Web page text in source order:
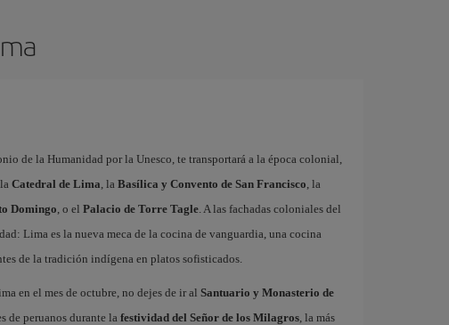
de la Humanidad por la Unesco, te transportará a la época colonial,
Catedral de Lima, la Basílica y Convento de San Francisco, la
Domingo, o el Palacio de Torre Tagle. A las fachadas coloniales del
Lima es la nueva meca de la cocina de vanguardia, una cocina
de la tradición indígena en platos sofisticados.
en el mes de octubre, no dejes de ir al Santuario y Monasterio de
de peruanos durante la festividad del Señor de los Milagros, la más